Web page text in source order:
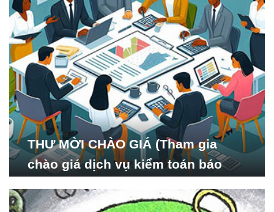
THƯ MỜI CHÀO GIÁ (Tham gia
chào giá dịch vụ kiểm toán báo
Nghiên cứu Phát triển Xã